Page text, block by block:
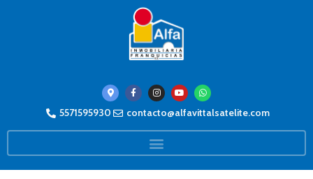
5571595930 contacto@alfavittalsatelite.com